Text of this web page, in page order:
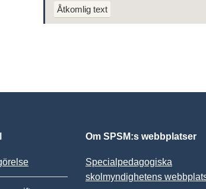
Åtkomlig text
Om SPSM:s webbplatser
Specialpedagogiska
skolmyndighetens